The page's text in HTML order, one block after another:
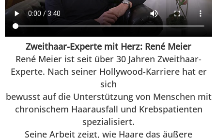
Zweithaar-Experte mit Herz: René Meier
René Meier ist seit über 30 Jahren Zweithaar-
Experte. Nach seiner Hollywood-Karriere hat er
sich
bewusst auf die Unterstützung von Menschen mit
chronischem Haarausfall und Krebspatienten
spezialisiert.
Seine Arbeit zeigt, wie Haare das äußere